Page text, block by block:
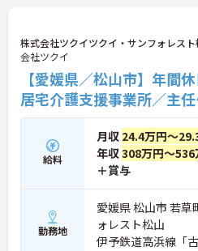
異なり、お一人おひとりに寄り添
できるのが最大の魅力です。食事や
でなく、一緒にレクリエーションを
事を作ったりと、家庭的な雰囲気の
定や自立を支えます。利用者様との
日々のふれあいを大切にしたい方に
です。
株式会社ツクイツクイ・サンフォレス
会社ツクイ
【愛媛県／松山市】年間
居宅介護支援事業所／主
給料
月収 24.4万円～
年収308万円～536
＋賞与
勤務地
愛媛県 松山市 若
ォレスト松山
伊予鉄道高浜線「